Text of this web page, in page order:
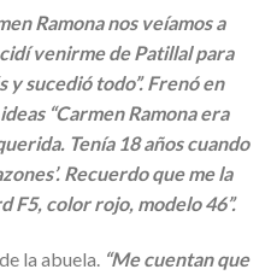
Ramona nos veíamos a
venirme de Patillal para
y sucedió todo”. Frenó en
“Carmen Ramona era
Tenía 18 años cuando
Recuerdo que me la
F5, color rojo, modelo 46”.
la abuela. “Me cuentan que